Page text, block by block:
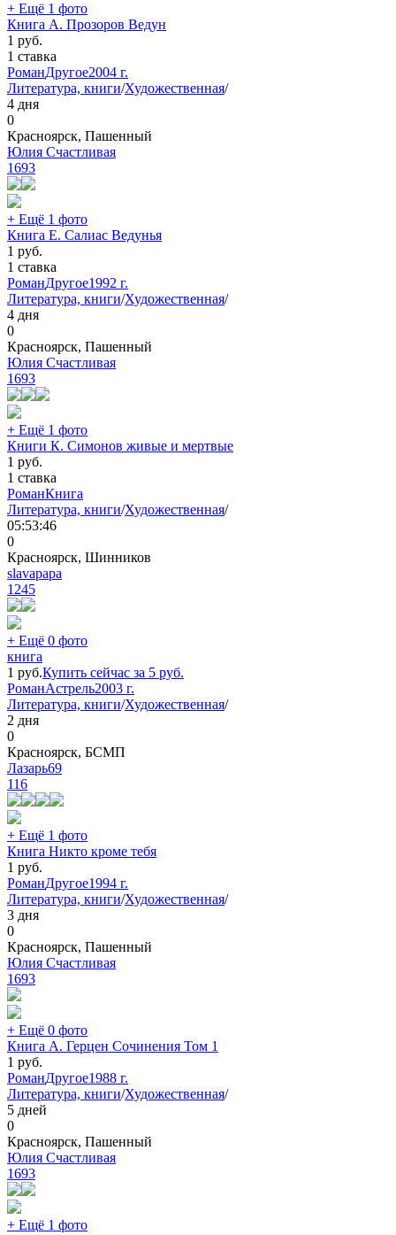
+ Ещё 1 фото
Книга А. Прозоров Ведун
1 руб.
1 ставка
РоманДругое2004 г.
Литература, книги/Художественная/
4 дня
0
Красноярск, Пашенный
Юлия Счастливая
1693
+ Ещё 1 фото
Книга Е. Салиас Ведунья
1 руб.
1 ставка
РоманДругое1992 г.
Литература, книги/Художественная/
4 дня
0
Красноярск, Пашенный
Юлия Счастливая
1693
+ Ещё 1 фото
Книги К. Симонов живые и мертвые
1 руб.
1 ставка
РоманКнига
Литература, книги/Художественная/
05:53:46
0
Красноярск, Шинников
slavapapa
1245
+ Ещё 0 фото
книга
1 руб.Купить сейчас за 5 руб.
РоманАстрель2003 г.
Литература, книги/Художественная/
2 дня
0
Красноярск, БСМП
Лазарь69
116
+ Ещё 1 фото
Книга Никто кроме тебя
1 руб.
РоманДругое1994 г.
Литература, книги/Художественная/
3 дня
0
Красноярск, Пашенный
Юлия Счастливая
1693
+ Ещё 0 фото
Книга А. Герцен Сочинения Том 1
1 руб.
РоманДругое1988 г.
Литература, книги/Художественная/
5 дней
0
Красноярск, Пашенный
Юлия Счастливая
1693
+ Ещё 1 фото